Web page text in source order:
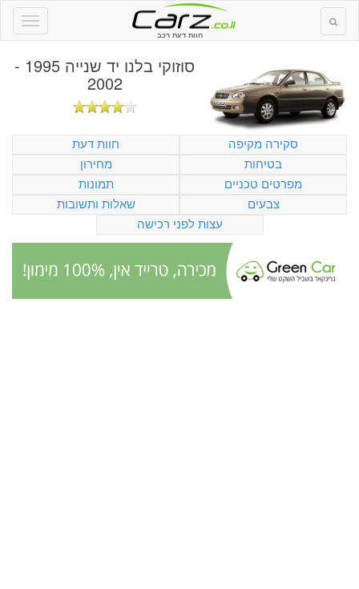
חוות דעת רכב
סוזוקי בלנו יד שנייה 1995 -
2002
סקירה מקיפה
חוות דעת
בטיחות
מחירון
מפרטים טכניים
תמונות
צבעים
שאלות ותשובות
עצות לפני רכישה